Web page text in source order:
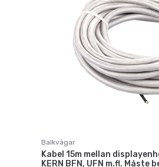
Balkvågar
Kabel 15m mellan
KERN BFN, UFN m.fl. Måste